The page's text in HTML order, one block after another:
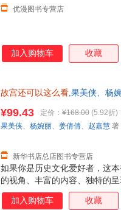
优漫图书专营店
加入购物车 收藏
故宫还可以这么看,果美侠、杨
送达！团购优惠咨询：
如果你是历史文化爱好者，这
的视角、丰富的内容、独特的
元的文化内涵。书中大量未公
通往故宫神秘世界的大门。对
¥99.43 定价： ¥168.00 (5.92折)
新华书店总店图书专营店
果美侠、 杨婉丽、 姜倩倩、 赵嘉慧 著
加入购物车 收藏